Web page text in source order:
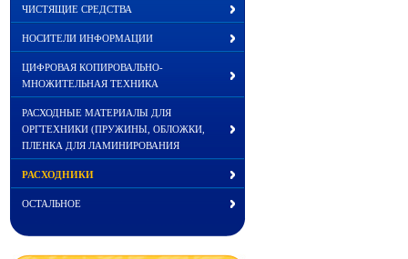
ЧИСТЯЩИЕ СРЕДСТВА
НОСИТЕЛИ ИНФОРМАЦИИ
ЦИФРОВАЯ КОПИРОВАЛЬНО-
МНОЖИТЕЛЬНАЯ ТЕХНИКА
РАСХОДНЫЕ МАТЕРИАЛЫ ДЛЯ
ОРГТЕХНИКИ (ПРУЖИНЫ, ОБЛОЖКИ,
ПЛЕНКА ДЛЯ ЛАМИНИРОВАНИЯ
РАСХОДНИКИ
ОСТАЛЬНОЕ